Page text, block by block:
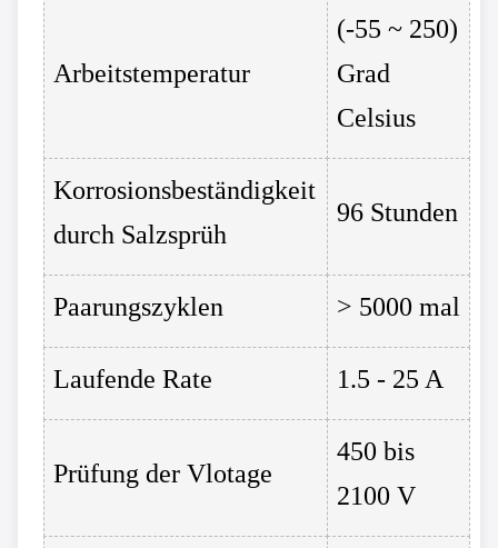
Arbeitstemperatur
(-55 ~ 250)
Grad
Celsius
Korrosionsbeständigkeit
durch Salzsprüh
96 Stunden
Paarungszyklen > 5000 mal
Laufende Rate 1.5 - 25 A
Prüfung der Vlotage
450 bis
2100 V